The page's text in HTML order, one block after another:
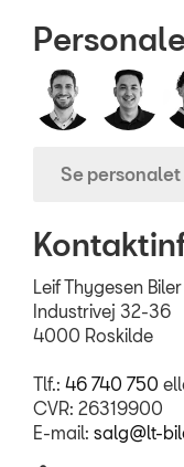
Personale
Se personalet
Leif Thygesen
Industrivej 32-36
4000 Roskilde
Tlf.: 46 740 750
CVR: 26319900
E-mail: salg@lt-